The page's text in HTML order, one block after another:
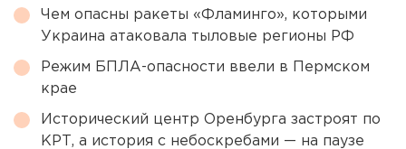
Чем опасны ракеты «Фламинго», которыми
Украина атаковала тыловые регионы РФ
Режим БПЛА-опасности ввели в Пермском
крае
Исторический центр Оренбурга застроят по
КРТ, а история с небоскребами — на паузе